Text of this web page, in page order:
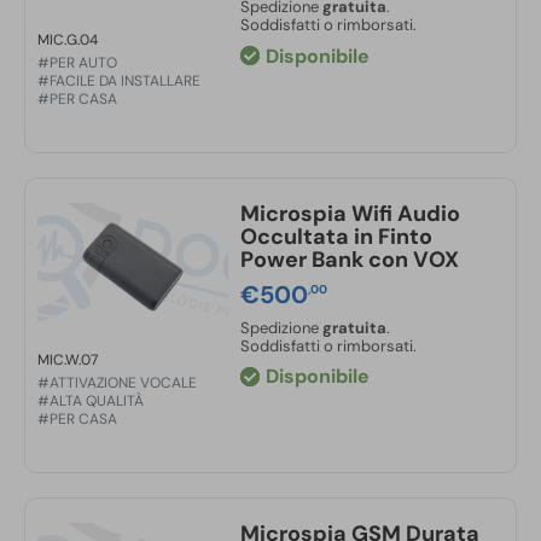
Durata batteria in stand-by: fino a 30 giorni
Durata batteria in ascolto continuo:
ore
Tempo di ricarica:
tempo reale, attivazione automatica VOX,
registrazione audio su scheda microSD (non
durante le chiamate)
MIC.G.04
#PER AUTO
#FACILE DA INSTALLARE
#PER CASA
Spedizione gratuita.
Soddisfatti o rimborsati.
Disponibile
MIC.W.07
#ATTIVAZIONE VOCALE
#ALTA QUALITÀ
#PER CASA
Microspia Wifi Audio
Occultata in Finto
Power Bank con VOX
€500,00
Spedizione gratuita.
Soddisfatti o rimborsati.
Disponibile
Microspia GSM Durata